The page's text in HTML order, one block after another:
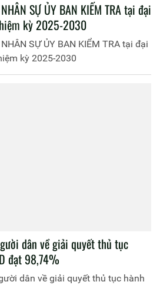
SỰ ỦY BAN KIỂM TRA tại đại
kỳ 2025-2030
SỰ ỦY BAN KIỂM TRA tại đại
kỳ 2025-2030
dân về giải quyết thủ tục
đạt 98,74%
dân về giải quyết thủ tục hành